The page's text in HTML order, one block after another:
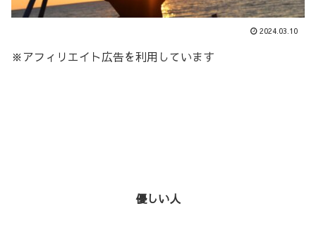
2024.03.10
※アフィリエイト広告を利用しています
優しい人